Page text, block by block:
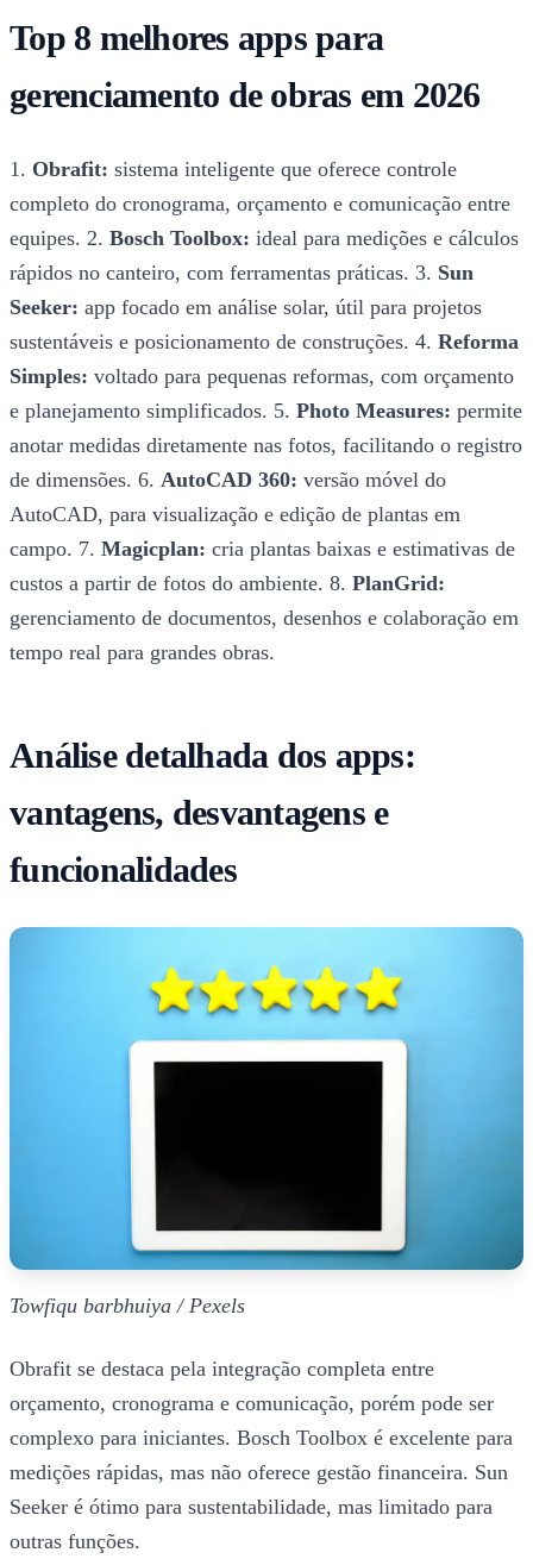
Top 8 melhores apps para
gerenciamento de obras em 2026
1. Obrafit: sistema inteligente que oferece controle
completo do cronograma, orçamento e comunicação entre
equipes. 2. Bosch Toolbox: ideal para medições e cálculos
rápidos no canteiro, com ferramentas práticas. 3. Sun
Seeker: app focado em análise solar, útil para projetos
sustentáveis e posicionamento de construções. 4. Reforma
Simples: voltado para pequenas reformas, com orçamento
e planejamento simplificados. 5. Photo Measures: permite
anotar medidas diretamente nas fotos, facilitando o registro
de dimensões. 6. AutoCAD 360: versão móvel do
AutoCAD, para visualização e edição de plantas em
campo. 7. Magicplan: cria plantas baixas e estimativas de
custos a partir de fotos do ambiente. 8. PlanGrid:
gerenciamento de documentos, desenhos e colaboração em
tempo real para grandes obras.
Análise detalhada dos apps:
vantagens, desvantagens e
funcionalidades
Towfiqu barbhuiya / Pexels
Obrafit se destaca pela integração completa entre
orçamento, cronograma e comunicação, porém pode ser
complexo para iniciantes. Bosch Toolbox é excelente para
medições rápidas, mas não oferece gestão financeira. Sun
Seeker é ótimo para sustentabilidade, mas limitado para
outras funções.